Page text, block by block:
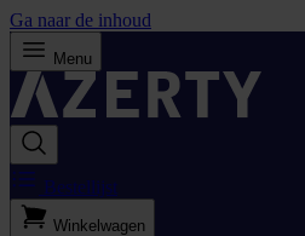
Ga naar de inhoud
Menu
Bestellijst
Winkelwagen